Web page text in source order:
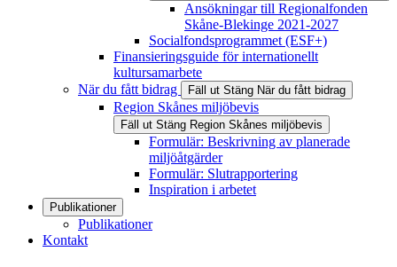
Ansökningar till Regionalfonden
Skåne-Blekinge 2021-2027
Socialfondsprogrammet (ESF+)
Finansieringsguide för internationellt
kultursamarbete
När du fått bidrag
Fäll ut Stäng När du fått bidrag
Region Skånes miljöbevis
Fäll ut Stäng Region Skånes miljöbevis
Formulär: Beskrivning av planerade
miljöåtgärder
Formulär: Slutrapportering
Inspiration i arbetet
Publikationer
Publikationer
Kontakt